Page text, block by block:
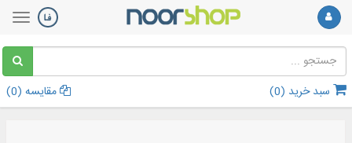
سبد خرید (0
) مقایسه (0
)